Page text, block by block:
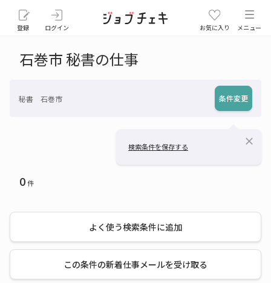
登録 ログイン お気に入り メニュー
石巻市 秘書の仕事
秘書 石巻市 条件変更
検索条件を保存する close
0件
よく使う検索条件に追加
この条件の新着仕事メールを受け取る